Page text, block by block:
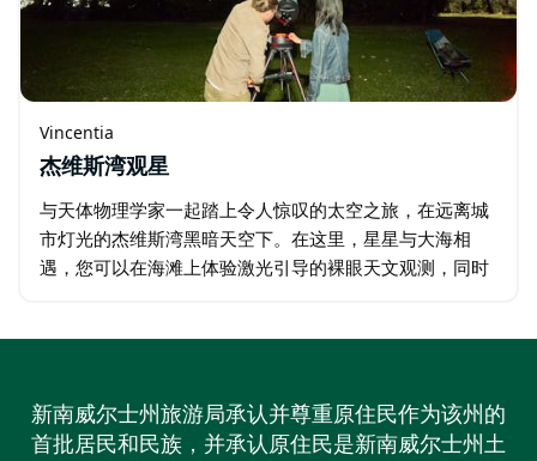
Vincentia
杰维斯湾观星
与天体物理学家一起踏上令人惊叹的太空之旅，在远离城
市灯光的杰维斯湾黑暗天空下。在这里，星星与大海相
遇，您可以在海滩上体验激光引导的裸眼天文观测，同时
新南威尔士州旅游局承认并尊重原住民作为该州的
首批居民和民族，并承认原住民是新南威尔士州土